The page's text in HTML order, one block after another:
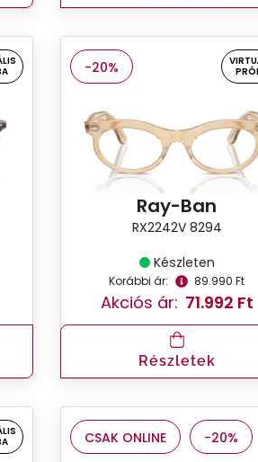
-20%
Ray-Ban
RX2242V 8294
Készleten
Korábbi ár: 89.990 Ft
Akciós ár: 71.992 Ft
Részletek
CSAK ONLINE -20%